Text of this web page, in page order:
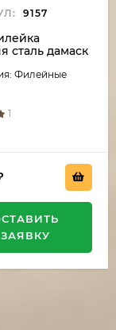
9157
сталь дамаск
и
Филейные
1
ЗАЯВКУ